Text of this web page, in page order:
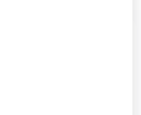
d'informations,
nous via ce